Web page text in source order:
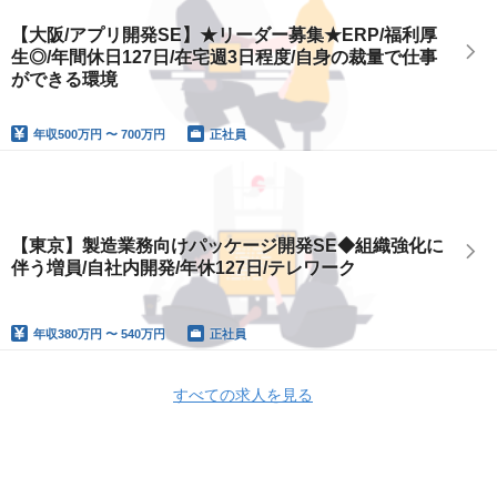
【大阪/アプリ開発SE】★リーダー募集★ERP/福利厚
生◎/年間休日127日/在宅週3日程度/自身の裁量で仕事
ができる環境
年収500万円 〜 700万円 正社員
【東京】製造業務向けパッケージ開発SE◆組織強化に
伴う増員/自社内開発/年休127日/テレワーク
年収380万円 〜 540万円 正社員
すべての求人を見る